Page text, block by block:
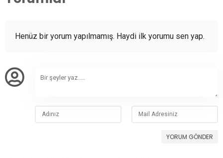
Henüz bir yorum yapılmamış. Haydi ilk yorumu sen yap.
YORUM GÖNDER